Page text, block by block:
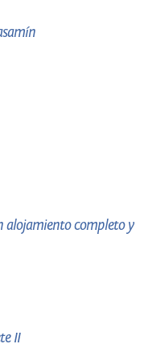
alojamiento completo y
II